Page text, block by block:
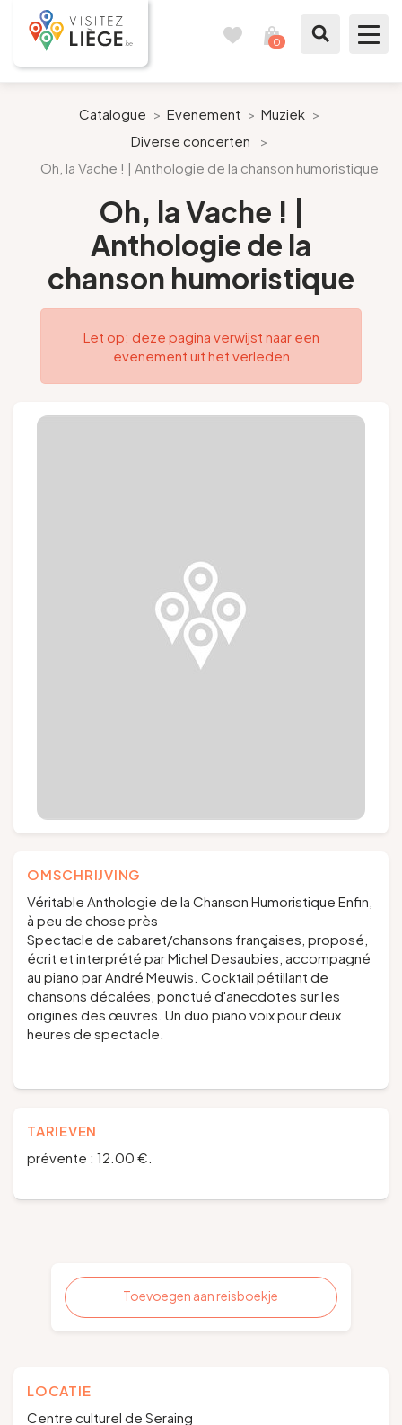
0
Bereid mijn verblijf voor
Onze suggesties
Pays de Liège
Catalogue > Evenement > Muziek >
Diverse concerten
>
Oh, la Vache ! | Anthologie de la chanson humoristique
Oh, la Vache ! |
Anthologie de la
chanson humoristique
Let op: deze pagina verwijst naar een
evenement uit het verleden
OMSCHRIJVING
Véritable Anthologie de la Chanson Humoristique Enfin,
à peu de chose près
Spectacle de cabaret/chansons françaises, proposé,
écrit et interprété par Michel Desaubies, accompagné
au piano par André Meuwis. Cocktail pétillant de
chansons décalées, ponctué d'anecdotes sur les
origines des œuvres. Un duo piano voix pour deux
heures de spectacle.
TARIEVEN
prévente : 12.00 €.
Toevoegen aan reisboekje
LOCATIE
Centre culturel de Seraing